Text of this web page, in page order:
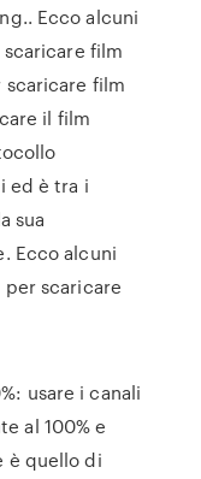
Ecco alcuni
film
film
il film
ed è tra i
sua
Ecco alcuni
scaricare
usare i canali
al 100% e
è quello di